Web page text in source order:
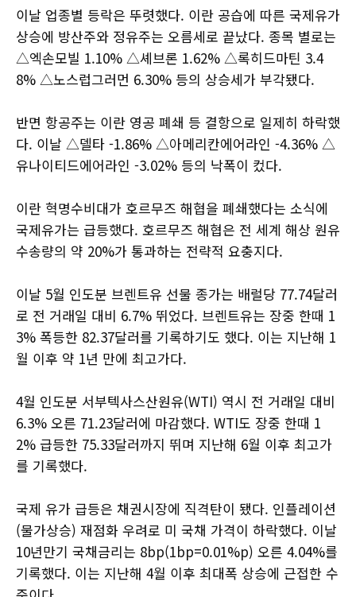
이날 업종별 등락은 뚜렷했다. 이란 공습에 따른 국제유가
상승에 방산주와 정유주는 오름세로 끝났다. 종목 별로는
△엑손모빌 1.10% △셰브론 1.62% △록히드마틴 3.4
8% △노스럽그러먼 6.30% 등의 상승세가 부각됐다.
반면 항공주는 이란 영공 폐쇄 등 결항으로 일제히 하락했
다. 이날 △델타 -1.86% △아메리칸에어라인 -4.36% △
유나이티드에어라인 -3.02% 등의 낙폭이 컸다.
이란 혁명수비대가 호르무즈 해협을 폐쇄했다는 소식에
국제유가는 급등했다. 호르무즈 해협은 전 세계 해상 원유
수송량의 약 20%가 통과하는 전략적 요충지다.
이날 5월 인도분 브렌트유 선물 종가는 배럴당 77.74달러
로 전 거래일 대비 6.7% 뛰었다. 브렌트유는 장중 한때 1
3% 폭등한 82.37달러를 기록하기도 했다. 이는 지난해 1
월 이후 약 1년 만에 최고가다.
4월 인도분 서부텍사스산원유(WTI) 역시 전 거래일 대비
6.3% 오른 71.23달러에 마감했다. WTI도 장중 한때 1
2% 급등한 75.33달러까지 뛰며 지난해 6월 이후 최고가
를 기록했다.
국제 유가 급등은 채권시장에 직격탄이 됐다. 인플레이션
(물가상승) 재점화 우려로 미 국채 가격이 하락했다. 이날
10년만기 국채금리는 8bp(1bp=0.01%p) 오른 4.04%를
기록했다. 이는 지난해 4월 이후 최대폭 상승에 근접한 수